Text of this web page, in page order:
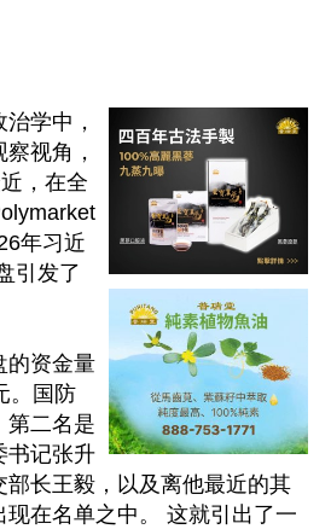
治学中，
视角，
，在全
年习近
引发了
的资金量
。国防
第二名是
书记张升
部长王毅，以及离他最近的其
在名单之中。 这就引出了一